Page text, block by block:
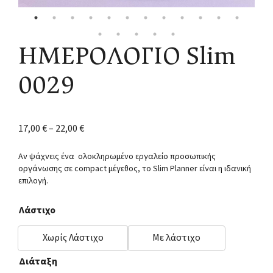
ΗΜΕΡΟΛΟΓΙΟ Slim
0029
17,00€– 22,00€
Αν ψάχνεις ένα ολοκληρωμένο εργαλείο προσωπικής
οργάνωσης σε compact μέγεθος, το Slim Planner είναι η ιδανική
επιλογή.
Λάστιχο
Χωρίς Λάστιχο
Με λάστιχο
Διάταξη